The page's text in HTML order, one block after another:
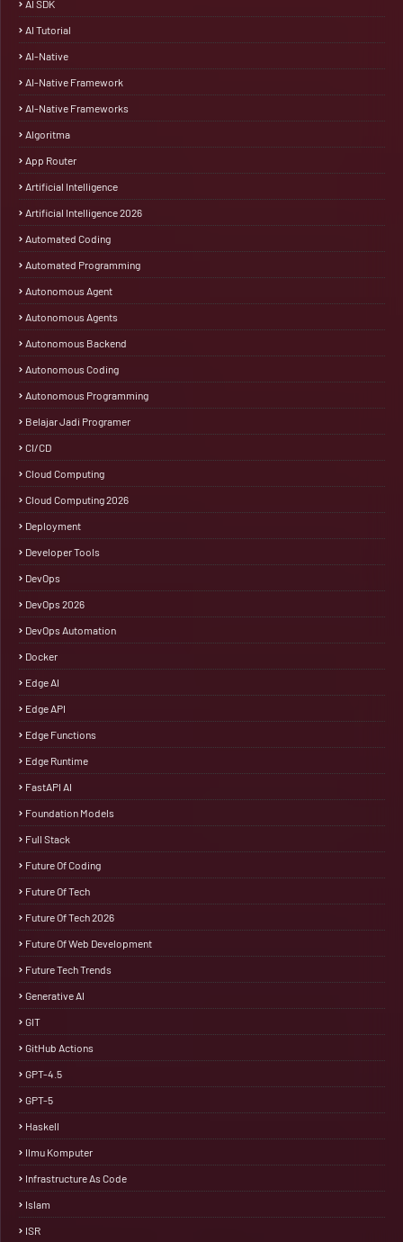
AI SDK
AI Tutorial
AI-Native
AI-Native Framework
AI-Native Frameworks
Algoritma
App Router
Artificial Intelligence
Artificial Intelligence 2026
Automated Coding
Automated Programming
Autonomous Agent
Autonomous Agents
Autonomous Backend
Autonomous Coding
Autonomous Programming
Belajar Jadi Programer
CI/CD
Cloud Computing
Cloud Computing 2026
Deployment
Developer Tools
DevOps
DevOps 2026
DevOps Automation
Docker
Edge AI
Edge API
Edge Functions
Edge Runtime
FastAPI AI
Foundation Models
Full Stack
Future Of Coding
Future Of Tech
Future Of Tech 2026
Future Of Web Development
Future Tech Trends
Generative AI
GIT
GitHub Actions
GPT-4.5
GPT-5
Haskell
Ilmu Komputer
Infrastructure As Code
Islam
ISR